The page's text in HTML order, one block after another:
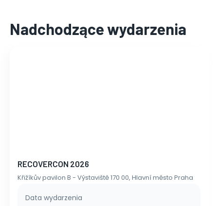
Nadchodzące wydarzenia
RECOVERCON 2026
Křižíkův pavilon B - Výstaviště 170 00, Hlavní město Praha
Data wydarzenia